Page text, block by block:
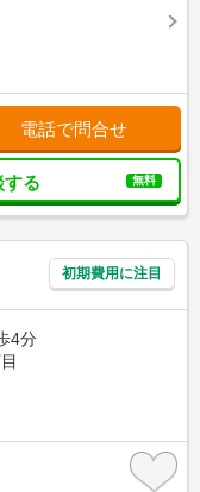
電話で問合せ
する 無料
初期費用に注目
4分